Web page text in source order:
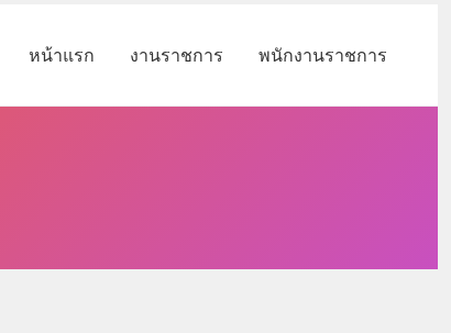
หน้าแรก งานราชการ พนักงานราชการ